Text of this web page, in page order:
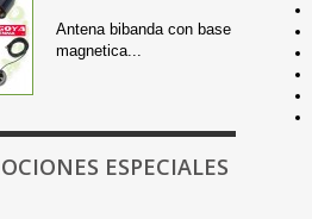
Antena bibanda con base
magnetica...
ESPECIALES